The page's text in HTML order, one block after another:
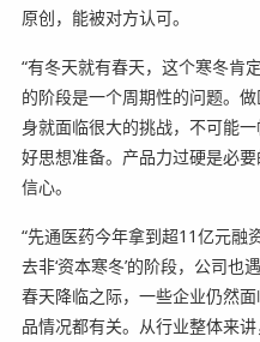
原创，能被对方认可。
“有冬天就有春天，这个寒冬肯
的阶段是一个周期性的问题。
身就面临很大的挑战，不可能
好思想准备。产品力过硬是必
信心。
“先通医药今年拿到超11亿元融
去非‘资本寒冬’的阶段，公司
春天降临之际，一些企业仍然
品情况都有关。从行业整体来